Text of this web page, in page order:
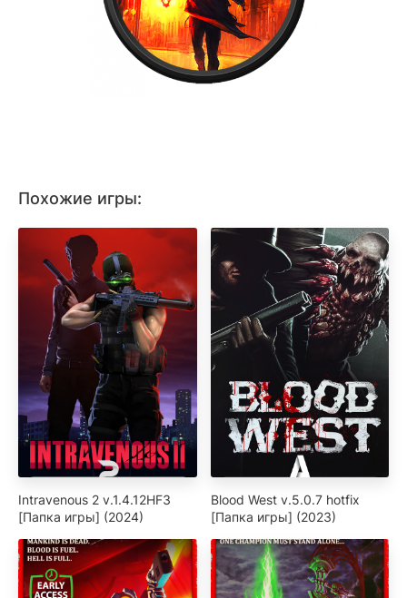
Похожие игры:
Intravenous 2 v.1.4.12HF3
[Папка игры] (2024)
Blood West v.5.0.7 hotfix
[Папка игры] (2023)